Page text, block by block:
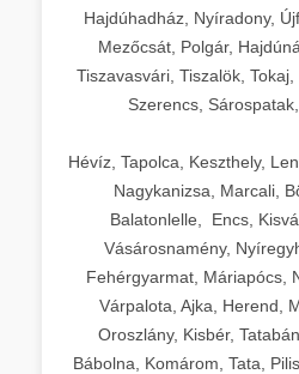
Hajdúhadház, Nyíradony,
Mezőcsát, Polgár,
Tiszavasvári, Tiszalök,
Szerencs,
Hévíz, Tapolca, Keszthely,
Nagykanizsa, Marcali,
Balatonlelle, Encs,
Vásárosnamény,
Fehérgyarmat, Máriapócs,
Várpalota, Ajka, Herend,
Oroszlány, Kisbér,
Bábolna, Komárom, Tata,